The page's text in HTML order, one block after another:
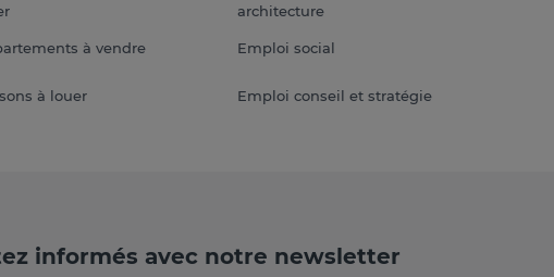
à vendre
à louer
architecture
Emploi social
Emploi conseil et stratégie
informés avec notre newsletter